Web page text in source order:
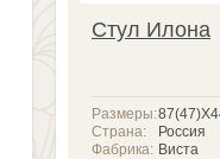
Стул Илона
Размеры:
Россия
Страна:
Виста
Фабрика: